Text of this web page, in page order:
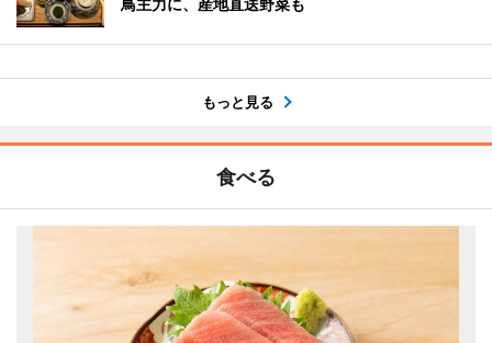
鳥主力に、産地直送野菜も
もっと見る
食べる